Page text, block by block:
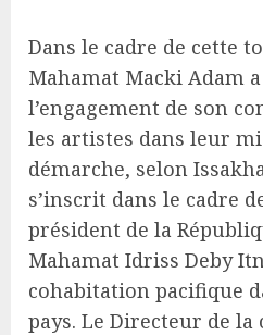
Dans le cadre de cette
Mahamat Macki Adam
l’engagement de son
les artistes dans leur
démarche, selon
s’inscrit dans le cadre
président de la
Mahamat Idriss Deby
cohabitation pacifique
pays. Le Directeur de la